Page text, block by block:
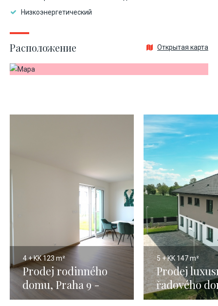
Низкоэнергетический
Расположение Открытая карта
4 + KK 123 m²
Prodej rodinného
domu, Praha 9 -
176m
5 + KK 147 m²
Prodej
řadového
Tuřany - 131